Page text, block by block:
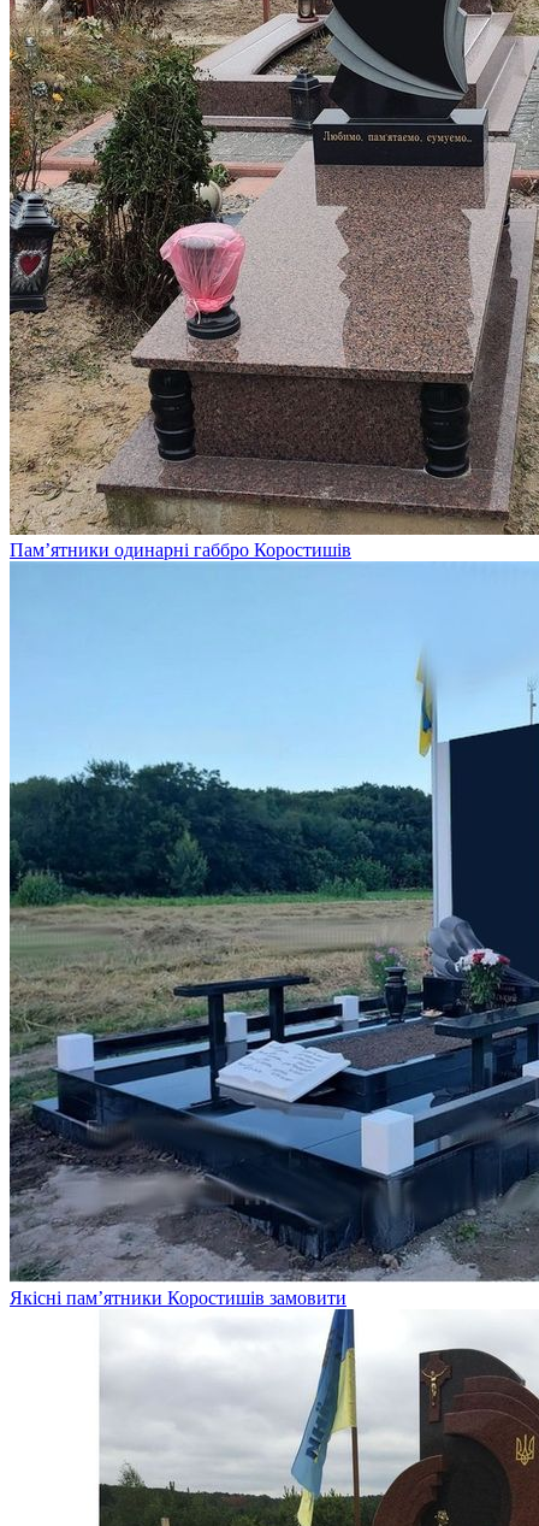
Пам’ятники одинарні габбро Коростишів
Якісні пам’ятники Коростишів замовити